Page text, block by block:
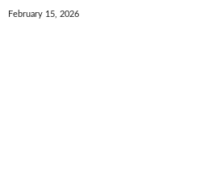
February 15, 2026